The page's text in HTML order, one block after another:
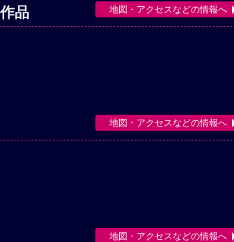
品 地図・アクセスなどの情報へ
地図・アクセスなどの情報へ
地図・アクセスなどの情報へ